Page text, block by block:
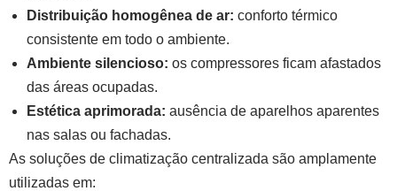
Distribuição homogênea de ar: conforto térmico
consistente em todo o ambiente.
Ambiente silencioso: os compressores ficam afastados
das áreas ocupadas.
Estética aprimorada: ausência de aparelhos aparentes
nas salas ou fachadas.
As soluções de climatização centralizada são amplamente
utilizadas em: